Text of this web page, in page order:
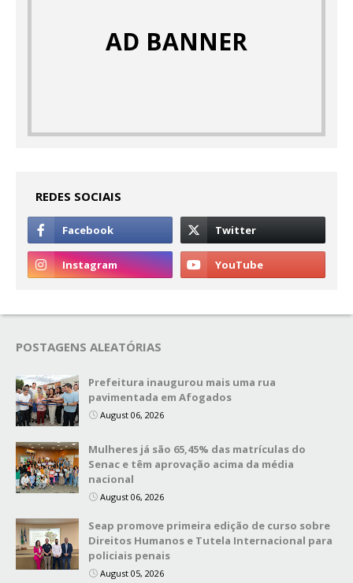
AD BANNER
REDES SOCIAIS
POSTAGENS ALEATÓRIAS
Prefeitura inaugurou mais uma rua
pavimentada em Afogados
August 06, 2026
Mulheres já são 65,45% das matrículas do
Senac e têm aprovação acima da média
nacional
August 06, 2026
Seap promove primeira edição de curso sobre
Direitos Humanos e Tutela Internacional para
policiais penais
August 05, 2026